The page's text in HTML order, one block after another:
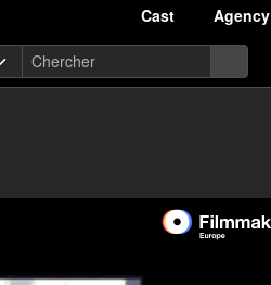
Cast Agency